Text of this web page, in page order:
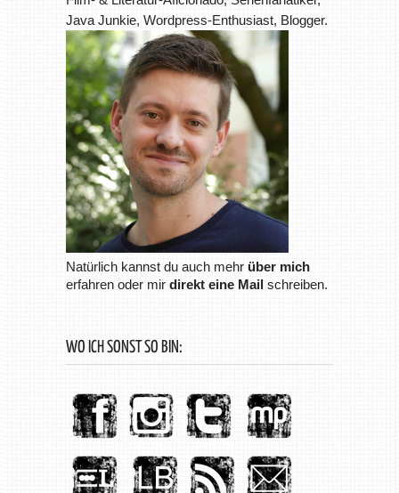
Java Junkie, Wordpress-Enthusiast, Blogger.
Natürlich kannst du auch mehr über mich
erfahren oder mir direkt eine Mailschreiben.
WO ICH SONST SO BIN: